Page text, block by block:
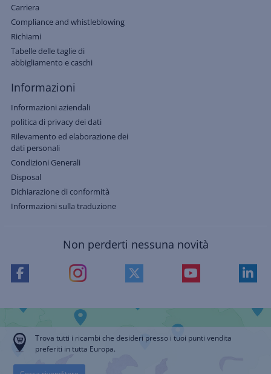
Carriera
Compliance and whistleblowing
Richiami
Tabelle delle taglie di
abbigliamento e caschi
Informazioni
Informazioni aziendali
politica di privacy dei dati
Rilevamento ed elaborazione dei
dati personali
Condizioni Generali
Disposal
Dichiarazione di conformità
Informazioni sulla traduzione
Non perderti nessuna novità
Trova tutti i ricambi che desideri presso i tuoi punti vendita
preferiti in tutta Europa.